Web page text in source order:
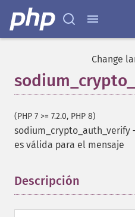
Change
(PHP 7 >= 7.2.0, PHP 8)
sodium_crypto_auth_verify
es válida para el mensaje
Descripción